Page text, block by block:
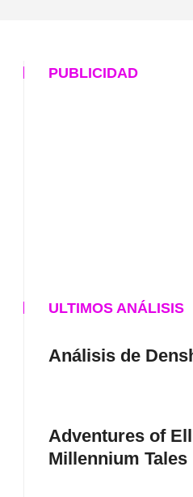
PUBLICIDAD
ULTIMOS ANÁLISIS
Análisis de
Adventures of
Millennium Tales